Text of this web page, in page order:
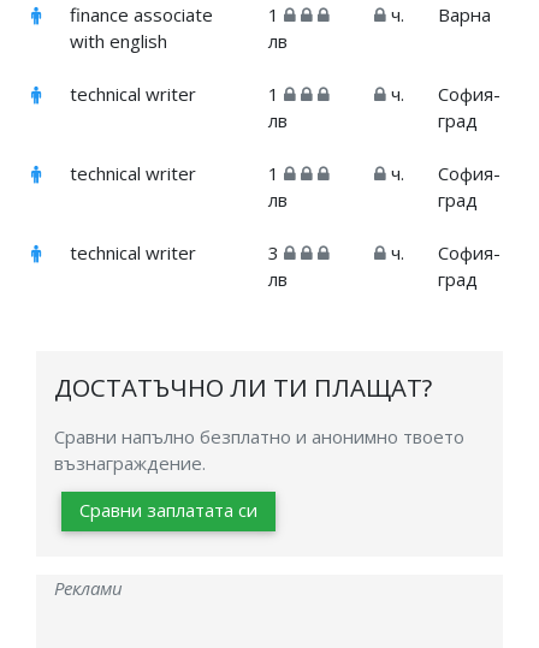
finance associate
with english
1
лв
ч. Варна
technical writer
1
лв
ч.
София-
град
technical writer
1
лв
ч.
София-
град
technical writer
3
лв
ч.
София-
град
ДОСТАТЪЧНО ЛИ ТИ ПЛАЩАТ?
Сравни напълно безплатно и анонимно твоето
възнаграждение.
Сравни заплатата си
Реклами